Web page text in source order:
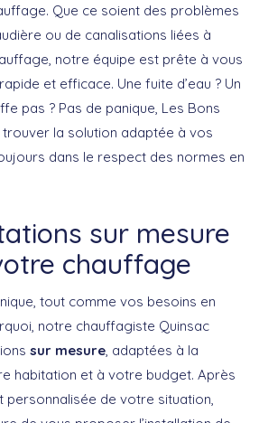
Que ce soient des problèmes
ou de canalisations liées à
notre équipe est prête à vous
et efficace. Une fuite d’eau ? Un
pas ? Pas de panique, Les Bons
la solution adaptée à vos
dans le respect des normes en
sur mesure
chauffage
tout comme vos besoins en
notre chauffagiste Quinsac
sur mesure , adaptées à la
habitation et à votre budget. Après
personnalisée de votre situation,